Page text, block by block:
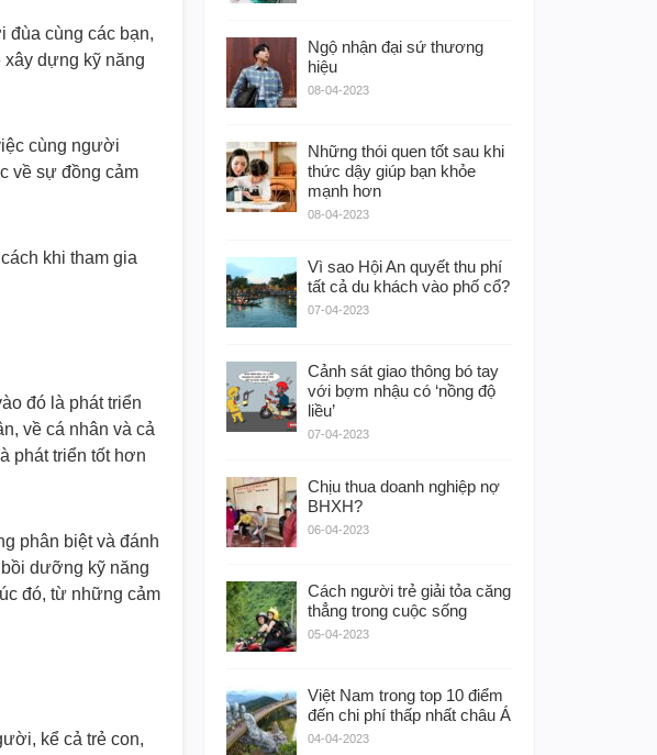
đùa cùng các bạn,
xây dựng kỹ năng
cùng người
về sự đồng cảm
khi tham gia
đó là phát triển
về cá nhân và cả
phát triển tốt hơn
phân biệt và đánh
dưỡng kỹ năng
đó, từ những cảm
kể cả trẻ con,
Ngộ nhận đại sứ thương
hiệu
08-04-2023
Những thói quen tốt sau khi
thức dậy giúp bạn khỏe
mạnh hơn
08-04-2023
Vì sao Hội An quyết thu phí
tất cả du khách vào phố cổ?
07-04-2023
Cảnh sát giao thông bó tay
với bợm nhậu có ‘nồng độ
liều’
07-04-2023
Chịu thua doanh nghiệp nợ
BHXH?
06-04-2023
Cách người trẻ giải tỏa căng
thẳng trong cuộc sống
05-04-2023
Việt Nam trong top 10 điểm
đến chi phí thấp nhất châu Á
04-04-2023